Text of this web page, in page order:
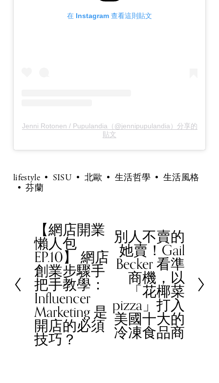
在 Instagram 查看這則貼文
Jenni Rotonen / Pupulandia（@jennipupulandia）分享的
貼文
lifestyle SISU 北歐 生活哲學
生活風格
芬蘭
r
e
v
i
o
u
s
【網店開業
懶人包
EP.10】 網店
創業步驟手
把手教學：
Influencer
Marketing 是
開店的必須
技巧？
別人不賣的
她賣！Gail
Becker 看準
商機，以
「花椰菜
pizza」打入
美國十大的
冷凍食品商